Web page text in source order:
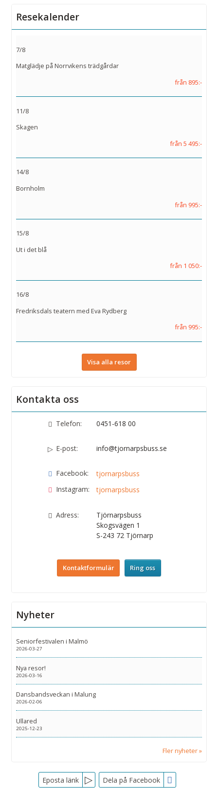
Resekalender
7/8
Matglädje på Norrvikens trädgårdar
från 895:-
11/8
Skagen
från 5 495:-
14/8
Bornholm
från 995:-
15/8
Ut i det blå
från 1 050:-
16/8
Fredriksdals teatern med Eva Rydberg
från 995:-
Visa alla resor
Kontakta oss
Telefon: 0451-618 00
E-post: info@tjornarpsbuss.se
Facebook:
tjornarpsbuss
Instagram:
tjornarpsbuss
Adress:
Tjörnarpsbuss
Skogsvägen 1
S-243 72 Tjörnarp
Kontaktformulär Ring oss
Nyheter
Seniorfestivalen i Malmö
2026-03-27
Nya resor!
2026-03-16
Dansbandsveckan i Malung
2026-02-06
Ullared
2025-12-23
Fler nyheter
FacebookEposta länk Dela på Facebook